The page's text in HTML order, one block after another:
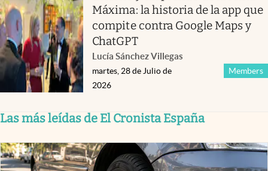
Máxima: la historia de la app que
compite contra Google Maps y
ChatGPT
Lucía Sánchez Villegas
Members
martes, 28 de Julio de
2026
Las más leídas de El Cronista España